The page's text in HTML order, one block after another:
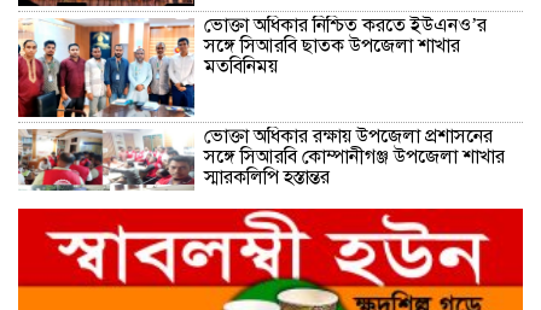
ভোক্তা অধিকার নিশ্চিত করতে ইউএনও’র
সঙ্গে সিআরবি ছাতক উপজেলা শাখার
মতবিনিময়
ভোক্তা অধিকার রক্ষায় উপজেলা প্রশাসনের
সঙ্গে সিআরবি কোম্পানীগঞ্জ উপজেলা শাখার
স্মারকলিপি হস্তান্তর
নরসিংদীর শিবপুরের নিরাপদ সড়ক চাই
কমিটির আলোচনা সভা ও আইডি কার্ড
বিতরণ।